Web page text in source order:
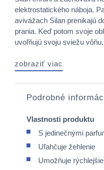
elektrostatického náboja.
avivážach Silan prenikajú
prania. Keď potom svoje
uvoľňujú svoju sviežu
zobraziť viac
Podrobné
Vlastnosti produktu
S jedinečnými
Uľahčuje žehlenie
Umožňuje